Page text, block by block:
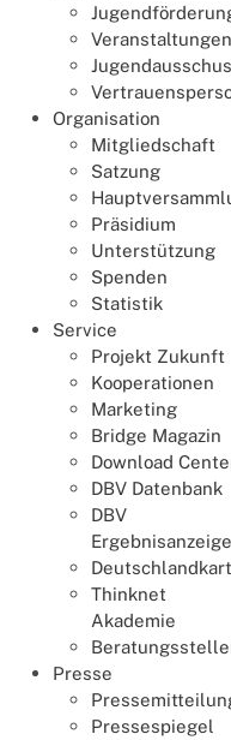
Veranstaltungen
Organisation
Mitgliedschaft
Satzung
Präsidium
Unterstützung
Spenden
Statistik
Service
Projekt Zukunft
Kooperationen
Marketing
Bridge Magazin
Download
DBV Datenbank
DBV
Ergebnisanzeige
Thinknet
Akademie
Presse
Pressespiegel
Open Paar
Meisterschaften
27. Juli 2026
Open Paar Liga
vom 17. bis 18.